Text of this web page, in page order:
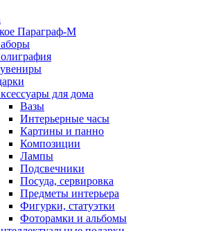
Параграф-М
для дома
Вазы
Интерьерные часы
Картины и панно
Композиции
Лампы
Подсвечники
Посуда, сервировка
Предметы интерьера
Фигурки, статуэтки
Фоторамки и альбомы